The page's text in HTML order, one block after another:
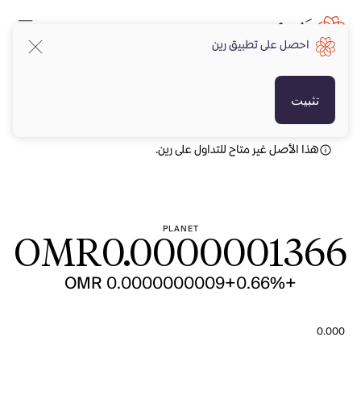
هذا الأصل غير متاح للتداول على رين.
PLANET
OMR0.0000001366
+0.66%
+OMR 0.0000000009
0.000
احصل على تطبيق رين
تثبيت